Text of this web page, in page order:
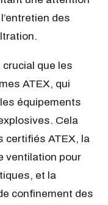
des
que les
ATEX, qui
équipements
Cela
certifiés ATEX, la
ventilation pour
et la
confinement des